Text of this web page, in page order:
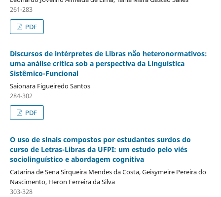
261-283
PDF
Discursos de intérpretes de Libras não heteronormativos:
uma análise crítica sob a perspectiva da Linguística
Sistêmico-Funcional
Saionara Figueiredo Santos
284-302
PDF
O uso de sinais compostos por estudantes surdos do
curso de Letras-Libras da UFPI: um estudo pelo viés
sociolinguístico e abordagem cognitiva
Catarina de Sena Sirqueira Mendes da Costa, Geisymeire Pereira do
Nascimento, Heron Ferreira da Silva
303-328